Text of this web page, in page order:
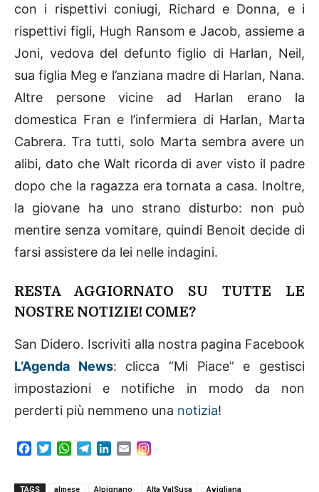
con i rispettivi coniugi, Richard e Donna, e i
rispettivi figli, Hugh Ransom e Jacob, assieme a
Joni, vedova del defunto figlio di Harlan, Neil,
sua figlia Meg e l’anziana madre di Harlan, Nana.
Altre persone vicine ad Harlan erano la
domestica Fran e l’infermiera di Harlan, Marta
Cabrera. Tra tutti, solo Marta sembra avere un
alibi, dato che Walt ricorda di aver visto il padre
dopo che la ragazza era tornata a casa. Inoltre,
la giovane ha uno strano disturbo: non può
mentire senza vomitare, quindi Benoit decide di
farsi assistere da lei nelle indagini.
RESTA AGGIORNATO SU TUTTE LE
NOSTRE NOTIZIE! COME?
San Didero. Iscriviti alla nostra pagina Facebook
L’Agenda News: clicca “Mi Piace” e gestisci
impostazioni e notifiche in modo da non
perderti più nemmeno una notizia!
W
E
TAGS almese Alpignano Alta ValSusa Avigliana